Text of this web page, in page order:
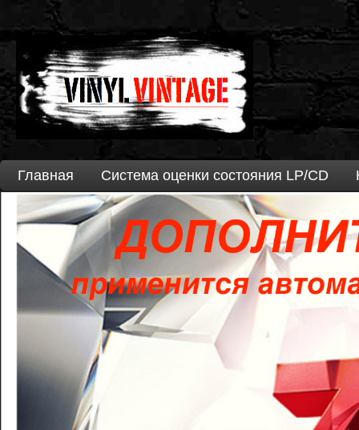
Главная Система оценки состояния LP/CD